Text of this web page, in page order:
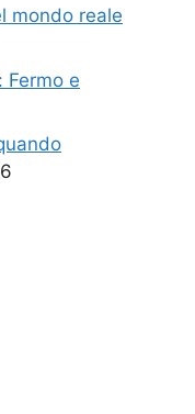
mondo reale
Fermo e